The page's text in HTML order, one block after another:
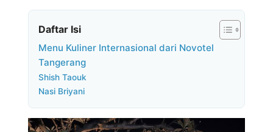
Daftar Isi
Menu Kuliner Internasional dari Novotel
Tangerang
Shish Taouk
Nasi Briyani